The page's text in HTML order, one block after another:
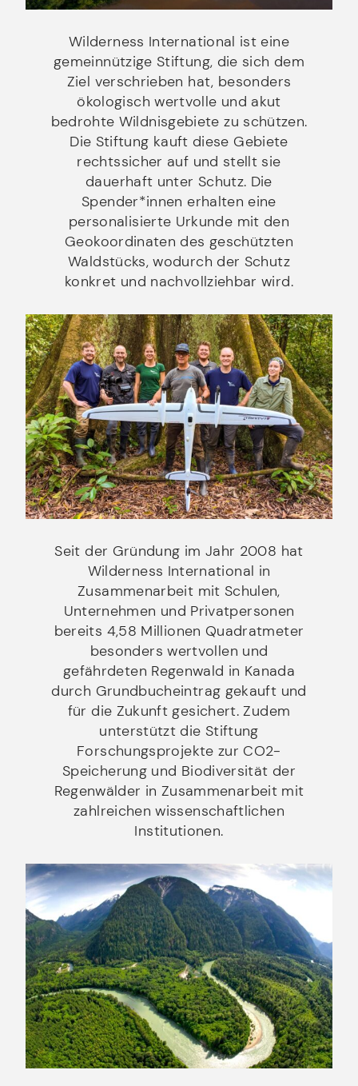
Wilderness International ist eine
gemeinnützige Stiftung, die sich dem
Ziel verschrieben hat, besonders
ökologisch wertvolle und akut
bedrohte Wildnisgebiete zu schützen.
Die Stiftung kauft diese Gebiete
rechtssicher auf und stellt sie
dauerhaft unter Schutz. Die
Spender*innen erhalten eine
personalisierte Urkunde mit den
Geokoordinaten des geschützten
Waldstücks, wodurch der Schutz
konkret und nachvollziehbar wird.
Seit der Gründung im Jahr 2008 hat
Wilderness International in
Zusammenarbeit mit Schulen,
Unternehmen und Privatpersonen
bereits 4,58 Millionen Quadratmeter
besonders wertvollen und
gefährdeten Regenwald in Kanada
durch Grundbucheintrag gekauft und
für die Zukunft gesichert. Zudem
unterstützt die Stiftung
Forschungsprojekte zur CO2-
Speicherung und Biodiversität der
Regenwälder in Zusammenarbeit mit
zahlreichen wissenschaftlichen
Institutionen.